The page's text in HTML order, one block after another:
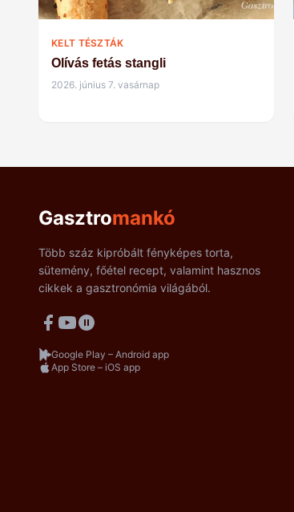
KELT TÉSZTÁK
Olívás fetás stangli
2026. június 7. vasárnap
Gasztromankó
Több száz kipróbált fényképes torta,
sütemény, főétel recept, valamint hasznos
cikkek a gasztronómia világából.
Google Play – Android app
App Store – iOS app